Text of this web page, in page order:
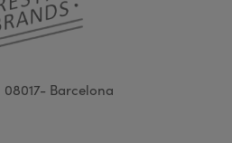
08017- Barcelona